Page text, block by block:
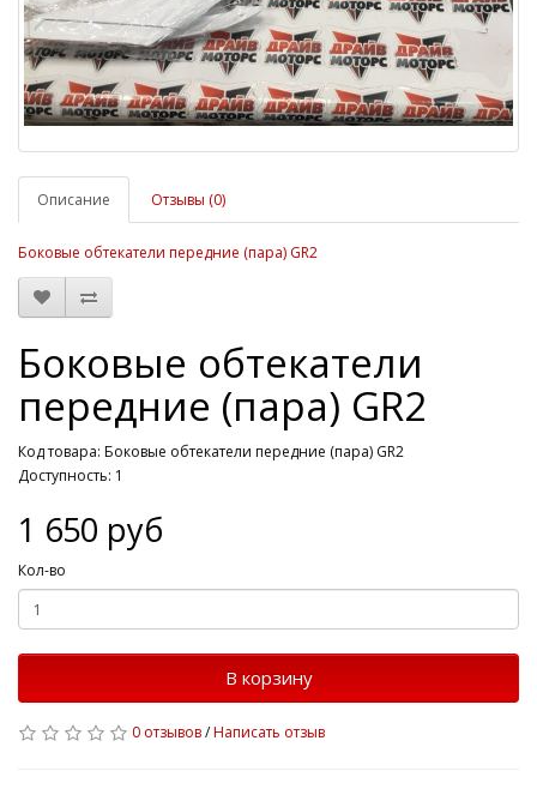
Описание Отзывы (0)
Боковые обтекатели передние (пара) GR2
Боковые обтекатели
передние (пара) GR2
Код товара: Боковые обтекатели передние (пара) GR2
Доступность: 1
1 650 руб
Кол-во
В корзину
0 отзывов/Написать отзыв